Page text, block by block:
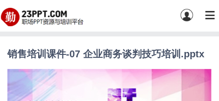
销售培训课件-07 企业商务谈判技巧培训.pptx